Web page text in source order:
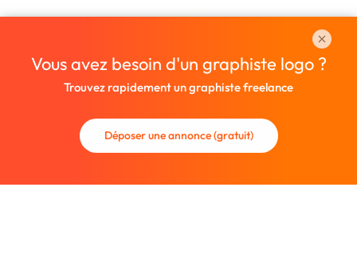
Vous avez besoin d'un graphiste logo ?
Trouvez rapidement un graphiste freelance
Déposer une annonce (gratuit)